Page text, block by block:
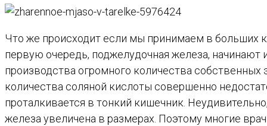
Что же происходит если мы принимаем в больших
первую очередь, поджелудочная железа,
производства огромного количества
количества соляной кислоты совершенно
проталкивается в тонкий кишечник.
железа увеличена в размерах. Поэтому многие